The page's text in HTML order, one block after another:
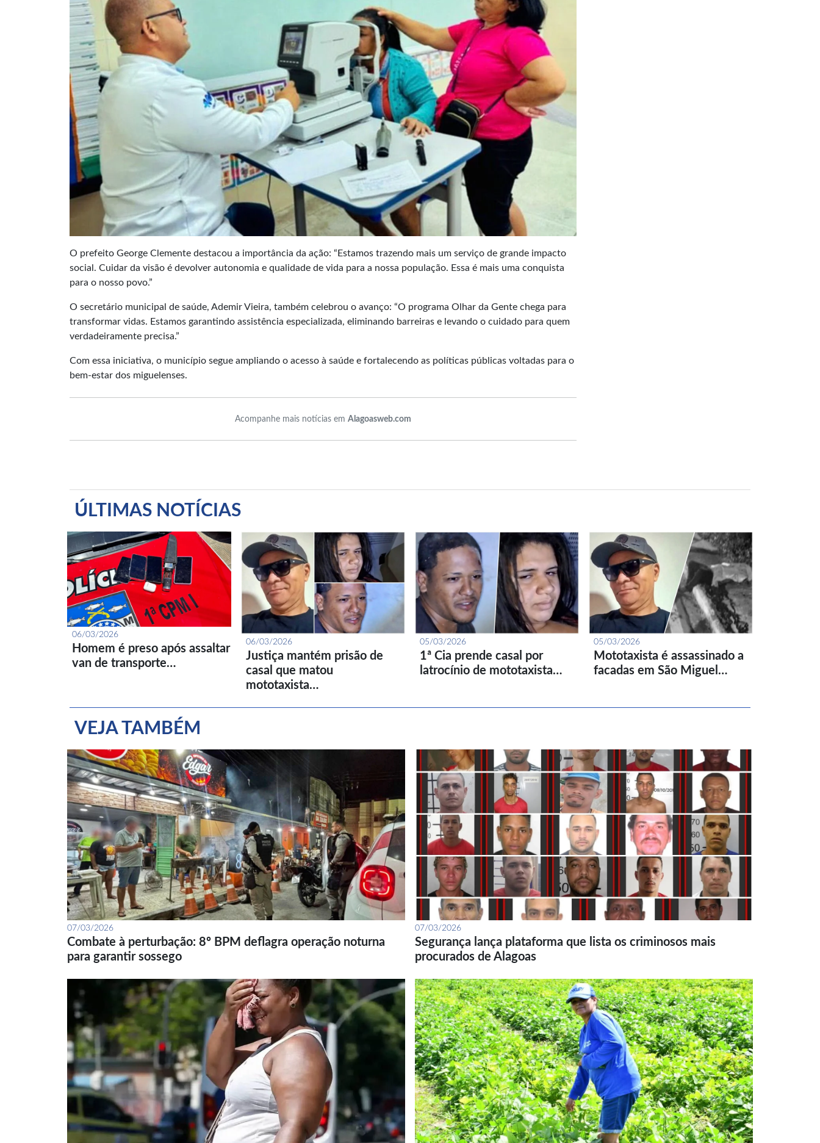
O prefeito George Clemente destacou a importância da ação: “Estamos trazendo mais um serviço de grande impacto
social. Cuidar da visão é devolver autonomia e qualidade de vida para a nossa população. Essa é mais uma conquista
para o nosso povo.”
O secretário municipal de saúde, Ademir Vieira, também celebrou o avanço: “O programa Olhar da Gente chega para
transformar vidas. Estamos garantindo assistência especializada, eliminando barreiras e levando o cuidado para quem
verdadeiramente precisa.”
Com essa iniciativa, o município segue ampliando o acesso à saúde e fortalecendo as políticas públicas voltadas para o
bem-estar dos miguelenses.
Acompanhe mais notícias em Alagoasweb.com
ÚLTIMAS NOTÍCIAS
06/03/2026
Homem é preso após assaltar
van de transporte…
06/03/2026
Justiça mantém prisão de
casal que matou
mototaxista…
05/03/2026
1ª Cia prende casal por
latrocínio de mototaxista…
05/03/2026
Mototaxista é assassinado a
facadas em São Miguel…
VEJA TAMBÉM
07/03/2026
Combate à perturbação: 8º BPM deflagra operação noturna
para garantir sossego
07/03/2026
Segurança lança plataforma que lista os criminosos mais
procurados de Alagoas